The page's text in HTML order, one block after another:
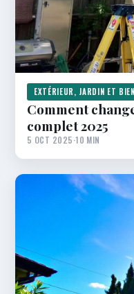
EXTÉRIEUR, JARDIN ET
Comment
complet 2025
5 OCT 2025·10 MIN